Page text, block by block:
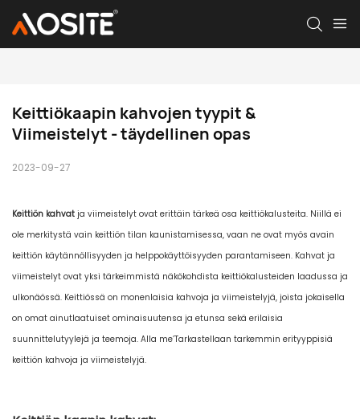
Keittiökaapin kahvojen tyypit &
Viimeistelyt - täydellinen opas
2023-09-27
Keittiön kahvat ja viimeistelyt ovat erittäin tärkeä osa keittiökalusteita. Niillä ei
ole merkitystä vain keittiön tilan kaunistamisessa, vaan ne ovat myös avain
keittiön käytännöllisyyden ja helppokäyttöisyyden parantamiseen. Kahvat ja
viimeistelyt ovat yksi tärkeimmistä näkökohdista keittiökalusteiden laadussa ja
ulkonäössä. Keittiössä on monenlaisia ​​kahvoja ja viimeistelyjä, joista jokaisella
on omat ainutlaatuiset ominaisuutensa ja etunsa sekä erilaisia ​​
suunnittelutyylejä ja teemoja. Alla me’Tarkastellaan tarkemmin erityyppisiä
keittiön kahvoja ja viimeistelyjä.